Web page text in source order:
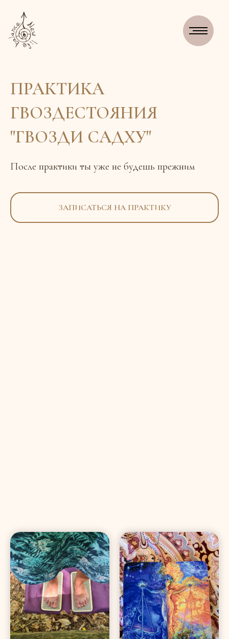
ПРАКТИКА
ГВОЗДЕСТОЯНИЯ
"ГВОЗДИ САДХУ"
После практики ты уже не будешь прежним
ЗАПИСАТЬСЯ НА ПРАКТИКУ